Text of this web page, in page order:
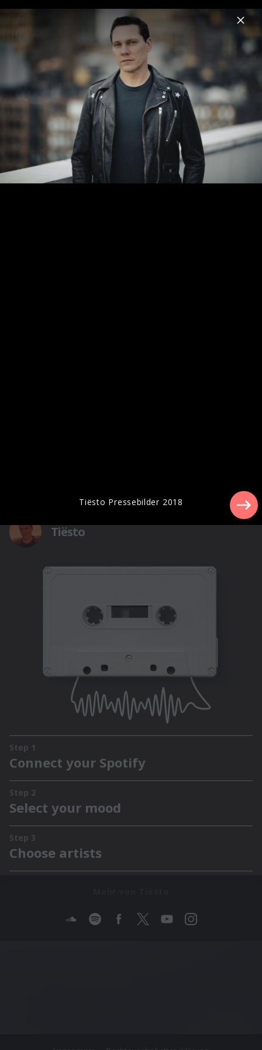
Menu
Tiësto
Home News Musik Videos Fotos Biografie
Jackie Chan 2018
Tiësto Pressebilder 2018